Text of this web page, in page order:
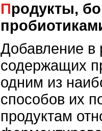
Продукты, богатые
Добавление в
содержащих
одним из
способов их
продуктам